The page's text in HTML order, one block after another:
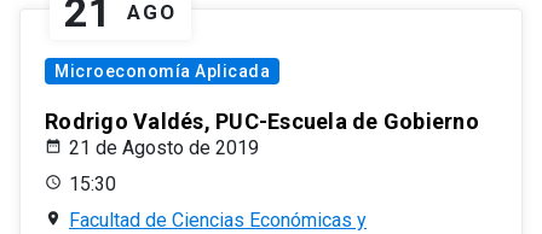
21 AGO
Microeconomía Aplicada
Rodrigo Valdés, PUC-Escuela de Gobierno
21 de Agosto de 2019
15:30
Facultad de Ciencias Económicas y